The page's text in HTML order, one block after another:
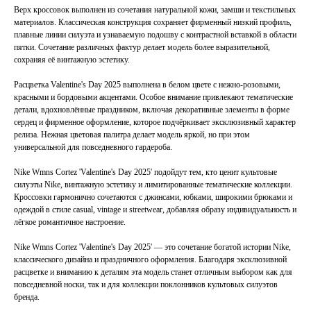
Верх кроссовок выполнен из сочетания натуральной кожи, замши и текстильных
материалов. Классическая конструкция сохраняет фирменный низкий профиль,
плавные линии силуэта и узнаваемую подошву с контрастной вставкой в области
пятки. Сочетание различных фактур делает модель более выразительной,
сохраняя её винтажную эстетику.
Расцветка Valentine's Day 2025 выполнена в белом цвете с нежно-розовыми,
красными и бордовыми акцентами. Особое внимание привлекают тематические
детали, вдохновлённые праздником, включая декоративные элементы в форме
сердец и фирменное оформление, которое подчёркивает эксклюзивный характер
релиза. Нежная цветовая палитра делает модель яркой, но при этом
универсальной для повседневного гардероба.
Nike Wmns Cortez 'Valentine's Day 2025' подойдут тем, кто ценит культовые
силуэты Nike, винтажную эстетику и лимитированные тематические коллекции.
Кроссовки гармонично сочетаются с джинсами, юбками, широкими брюками и
одеждой в стиле casual, vintage и streetwear, добавляя образу индивидуальность и
лёгкое романтичное настроение.
Nike Wmns Cortez 'Valentine's Day 2025' — это сочетание богатой истории Nike,
классического дизайна и праздничного оформления. Благодаря эксклюзивной
расцветке и вниманию к деталям эта модель станет отличным выбором как для
повседневной носки, так и для коллекции поклонников культовых силуэтов
бренда.
ВКОНТАКТЕ
TELEGRAM КОНТАКТЫ
ОБУВЬ
POIZON